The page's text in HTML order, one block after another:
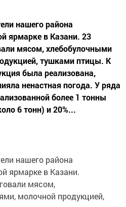
нашего района
ярмарке в Казани. 23
мясом, хлебобулочными
тушками птицы. К
была реализована,
ненастная погода. У ряда
более 1 тонны
6 тонн) и 20%...
нашего района
ярмарке в Казани.
мясом,
молочной продукцией,